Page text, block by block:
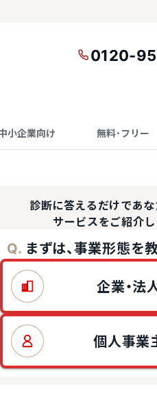
0120-
小企業向け 無料･フリー
診断に答えるだけであ
サービスをご紹介し
Q. まずは、事業形態を
企業・法
個人事業